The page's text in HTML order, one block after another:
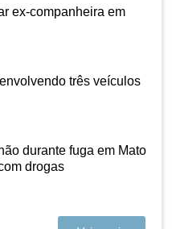
ex-companheira em
três veículos
durante fuga em Mato
drogas